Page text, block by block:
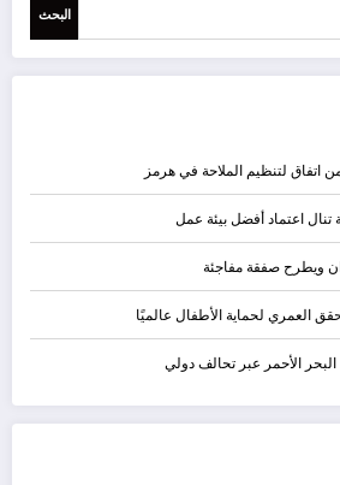
البحث
اتفاق لتنظيم الملاحة في هرمز
تنال اعتماد أفضل بيئة عمل
ويطرح صفقة مفاجئة
العمري لحماية الأطفال عالميًا
الأحمر عبر تحالف دولي